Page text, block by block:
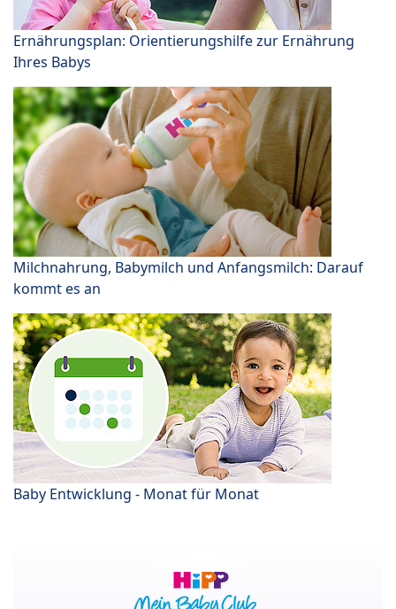
Ernährungsplan: Orientierungshilfe zur Ernährung
Ihres Babys
Milchnahrung, Babymilch und Anfangsmilch: Darauf
kommt es an
Baby Entwicklung - Monat für Monat